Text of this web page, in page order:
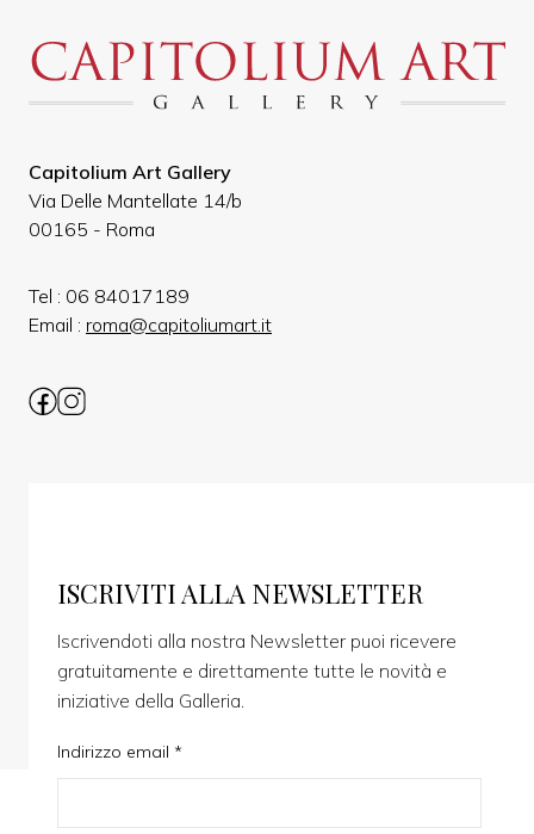
Capitolium Art Gallery
Via Delle Mantellate 14/b
00165 - Roma
Tel : 06 84017189
Email : roma@capitoliumart.it
ISCRIVITI ALLA NEWSLETTER
Iscrivendoti alla nostra Newsletter puoi ricevere
gratuitamente e direttamente tutte le novità e
iniziative della Galleria.
Indirizzo email *